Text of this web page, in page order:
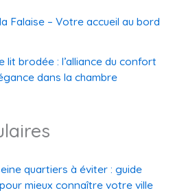
Falaise – Votre accueil au bord
lit brodée : l’alliance du confort
dans la chambre
quartiers à éviter : guide
mieux connaître votre ville